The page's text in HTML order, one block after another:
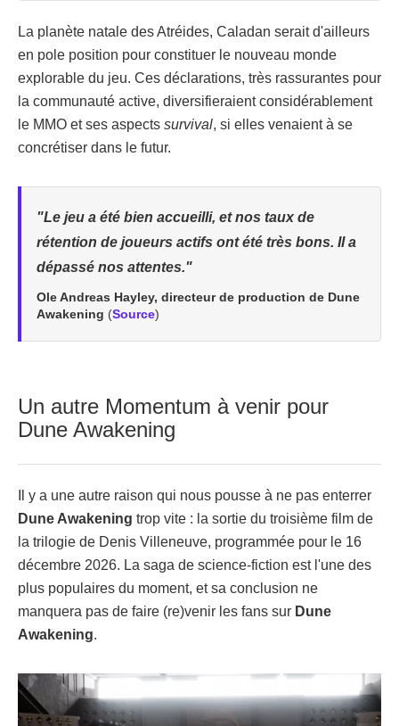
La planète natale des Atréides, Caladan serait d'ailleurs
en pole position pour constituer le nouveau monde
explorable du jeu. Ces déclarations, très rassurantes pour
la communauté active, diversifieraient considérablement
le MMO et ses aspects survival, si elles venaient à se
concrétiser dans le futur.
"Le jeu a été bien accueilli, et nos taux de
rétention de joueurs actifs ont été très bons. Il a
dépassé nos attentes."
Ole Andreas Hayley, directeur de production de Dune
Awakening (Source)
Un autre Momentum à venir pour
Dune Awakening
Il y a une autre raison qui nous pousse à ne pas enterrer
Dune Awakening trop vite : la sortie du troisième film de
la trilogie de Denis Villeneuve, programmée pour le 16
décembre 2026. La saga de science-fiction est l'une des
plus populaires du moment, et sa conclusion ne
manquera pas de faire (re)venir les fans sur Dune
Awakening.